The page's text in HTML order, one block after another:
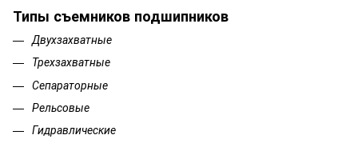
Типы съемников подшипников
Двухзахватные
Трехзахватные
Сепараторные
Рельсовые
Гидравлические